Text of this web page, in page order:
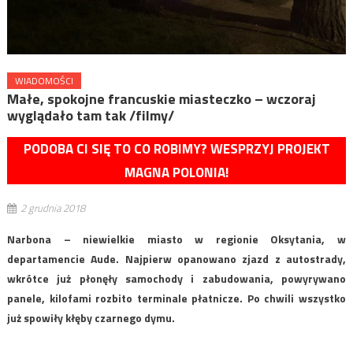
WIADOMOŚCI
Małe, spokojne francuskie miasteczko – wczoraj
wyglądało tam tak /filmy/
PODOBA CI SIĘ TO CO ROBIMY? WESPRZYJ PROJEKT
MAGNA POLONIA!
2 grudnia 2018
Narbona – niewielkie miasto w regionie Oksytania, w
departamencie Aude. Najpierw opanowano zjazd z autostrady,
wkrótce już płonęły samochody i zabudowania, powyrywano
panele, kilofami rozbito terminale płatnicze. Po chwili wszystko
już spowiły kłęby czarnego dymu.